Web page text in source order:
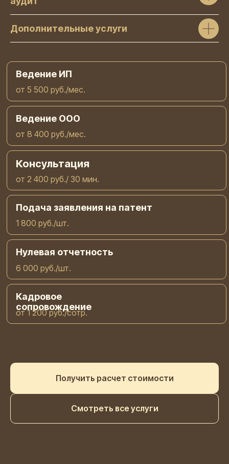
Дополнительные услуги
Кадровое
сопровождение
от 1 200 руб./сотр.
Консультация
от 2 400 руб./ 30 мин.
от 5 500 руб./мес.
Ведение ИП
от 8 400 руб./мес.
Ведение ООО
1 800 руб./шт.
Подача заявления на патент
6 000 руб./шт.
Нулевая отчетность
Получить расчет стоимости
Смотреть все услуги